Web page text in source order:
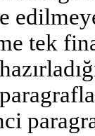
tek